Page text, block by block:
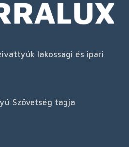
lakossági és ipari
Szövetség tagja